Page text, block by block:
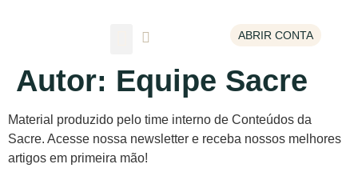
ABRIR CONTA
Autor: Equipe Sacre
Material produzido pelo time interno de Conteúdos da
Sacre. Acesse nossa newsletter e receba nossos melhores
artigos em primeira mão!